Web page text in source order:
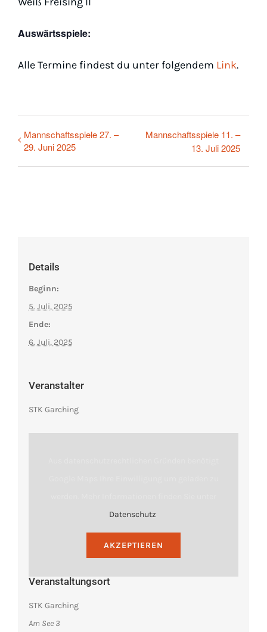
Auswärtsspiele:
Alle Termine findest du unter folgendem Link.
Mannschaftsspiele 27. –
29. Juni 2025
Mannschaftsspiele 11. –
13. Juli 2025
Details
Beginn:
5. Juli, 2025
Ende:
6. Juli, 2025
Veranstalter
STK Garching
Veranstaltungsort
STK Garching
Am See 3
Datenschutz
AKZEPTIEREN